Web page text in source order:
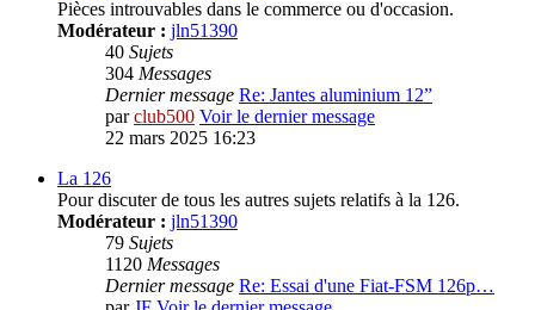
Pièces introuvables dans le commerce ou d'occasion.
Modérateur : jln51390
40 Sujets
304 Messages
Dernier message Re: Jantes aluminium 12”
parclub500 Voir le dernier message
22 mars 2025 16:23
La 126
Pour discuter de tous les autres sujets relatifs à la 126.
Modérateur : jln51390
79 Sujets
1120 Messages
Dernier message Re: Essai d'une Fiat-FSM 126p…